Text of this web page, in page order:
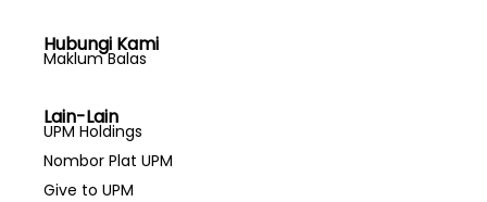
Hubungi Kami
Maklum Balas
Lain-Lain
UPM Holdings
Nombor Plat UPM
Give to UPM